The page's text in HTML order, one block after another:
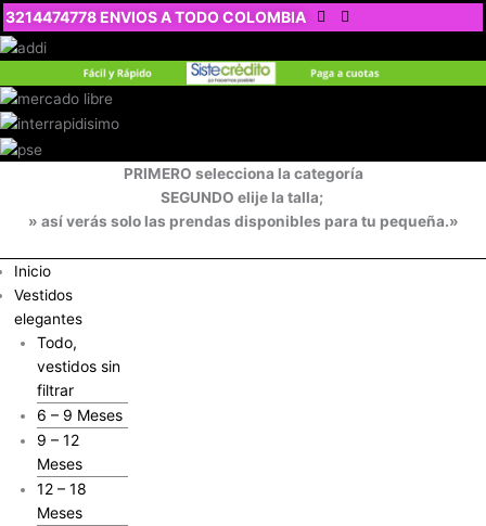
Ir
al
contenido
3214474778 ENVIOS A TODO COLOMBIA
PRIMERO selecciona la categoría
SEGUNDO elije la talla;
» así verás solo las prendas disponibles para tu pequeña.»
Inicio
Vestidos
elegantes
Todo,
vestidos sin
filtrar
6 – 9 Meses
9 – 12
Meses
12 – 18
Meses